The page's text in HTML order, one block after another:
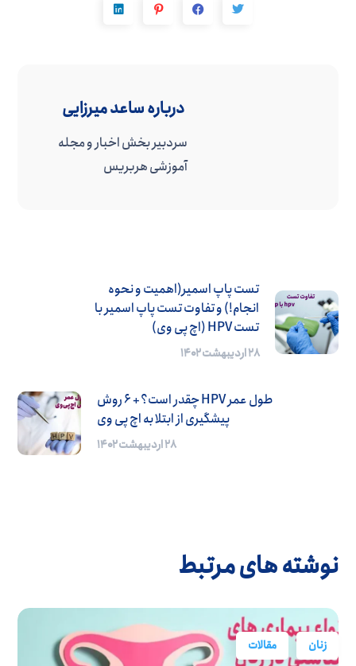
دربارهساعد میرزایی
سردبیر بخش اخبار و مجله
آموزشی هربریس
تست پاپ‌ اسمیر(اهمیت و نحوه
انجام!) و تفاوت تست پاپ اسمیر با
تست HPV (اچ پی وی)
۲۸ اردیبهشت ۱۴۰۲
طول عمر HPV چقدر است؟ + 6 روش
پیشگیری از ابتلا به اچ پی وی
۲۸ اردیبهشت ۱۴۰۲
نوشته های مرتبط
زنان مقالات